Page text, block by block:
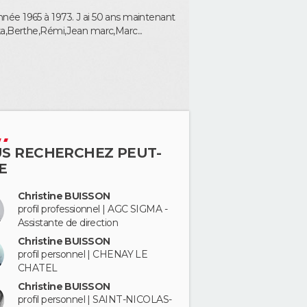
1965 à 1973. J ai 50 ans maintenant
marc,Marc...
RECHERCHEZ PEUT-
Christine BUISSON
profil professionnel | AGC SIGMA -
Assistante de direction
Christine BUISSON
profil personnel | CHENAY LE
CHATEL
Christine BUISSON
profil personnel | SAINT-NICOLAS-